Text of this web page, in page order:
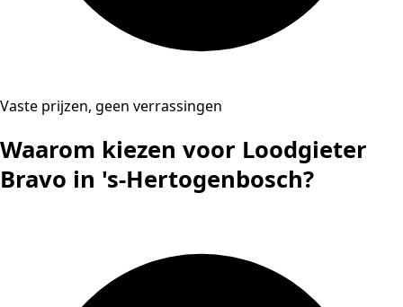
Vaste prijzen, geen verrassingen
Waarom kiezen voor Loodgieter
Bravo in 's-Hertogenbosch?